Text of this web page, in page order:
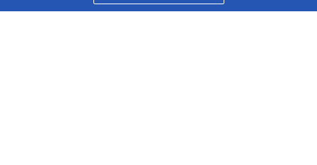
Стадион